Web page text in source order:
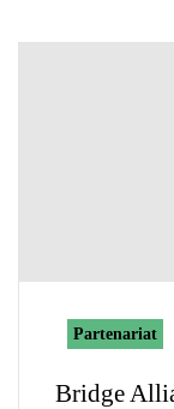
Partenariat
Bridge